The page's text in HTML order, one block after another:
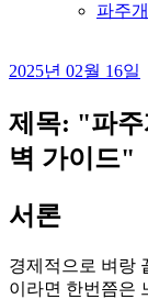
파주
2025년 02월 16일
제목: "파주
벽 가이드"
서론
경제적으로 벼랑
이라면 한번쯤은